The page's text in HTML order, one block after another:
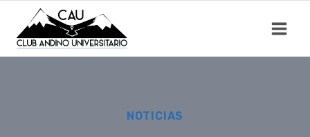
contenido
NOTICIAS